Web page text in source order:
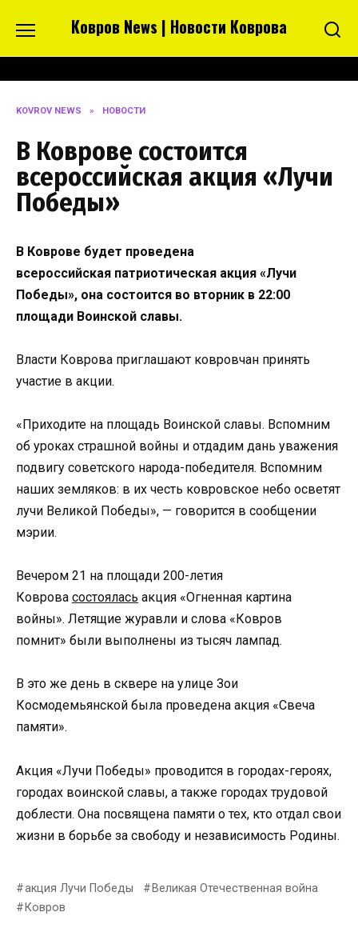
Ковров News | Новости Коврова
KOVROV NEWS » НОВОСТИ
В Коврове состоится
всероссийская акция «Лучи
Победы»
В Коврове будет проведена
всероссийская патриотическая акция «Лучи
Победы», она состоится во вторник в 22:00
площади Воинской славы.
Власти Коврова приглашают ковровчан принять
участие в акции.
«Приходите на площадь Воинской славы. Вспомним
об уроках страшной войны и отдадим дань уважения
подвигу советского народа-победителя. Вспомним
наших земляков: в их честь ковровское небо осветят
лучи Великой Победы», — говорится в сообщении
мэрии.
Вечером 21 на площади 200-летия
Коврова состоялась акция «Огненная картина
войны». Летящие журавли и слова «Ковров
помнит» были выполнены из тысяч лампад.
В это же день в сквере на улице Зои
Космодемьянской была проведена акция «Свеча
памяти».
Акция «Лучи Победы» проводится в городах-героях,
городах воинской славы, а также городах трудовой
доблести. Она посвящена памяти о тех, кто отдал свои
жизни в борьбе за свободу и независимость Родины.
акция Лучи Победы
Великая Отечественная война
Ковров